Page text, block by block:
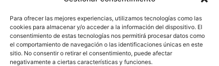
Para ofrecer las mejores experiencias, utilizamos tecnologías como las
cookies para almacenar y/o acceder a la información del dispositivo. El
consentimiento de estas tecnologías nos permitirá procesar datos como
el comportamiento de navegación o las identificaciones únicas en este
sitio. No consentir o retirar el consentimiento, puede afectar
negativamente a ciertas características y funciones.
Número de teléfono*
Spain +34
+34
Spain +34
+34